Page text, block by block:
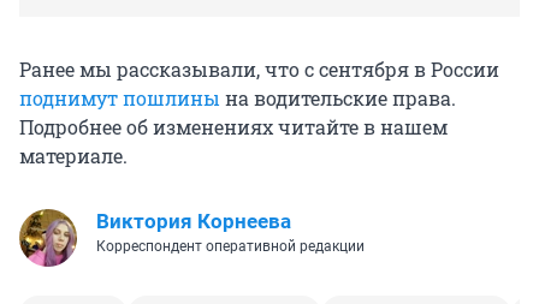
Ранее мы рассказывали, что с сентября в России
поднимут пошлины на водительские права.
Подробнее об изменениях читайте в нашем
материале.
Виктория Корнеева
Корреспондент оперативной редакции